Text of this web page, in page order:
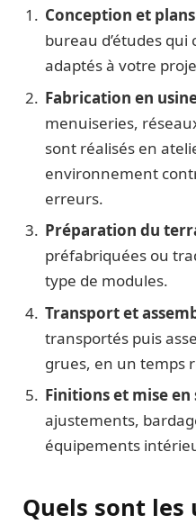
Conception et plans
bureau d’études
adaptés à votre
Fabrication en
menuiseries,
sont réalisés en
environnement
erreurs.
Préparation du
préfabriquées ou
type de modules.
Transport et
transportés puis
grues, en un temps
Finitions et mise en
ajustements,
équipements
Quels sont les